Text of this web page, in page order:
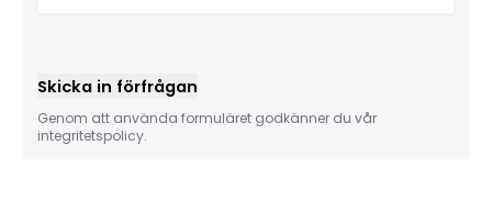
Skicka in förfrågan
Genom att använda formuläret godkänner du vår
integritetspolicy.